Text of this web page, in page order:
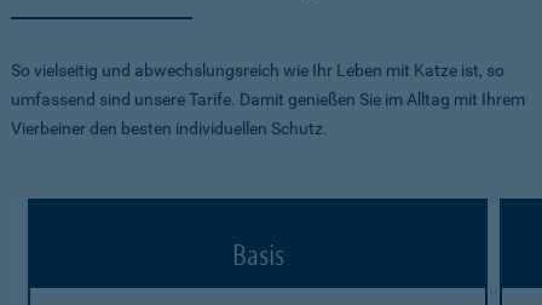
So vielseitig und abwechslungsreich wie Ihr Leben mit Katze ist, so
umfassend sind unsere Tarife. Damit genießen Sie im Alltag mit Ihrem
Vierbeiner den besten individuellen Schutz.
Basis